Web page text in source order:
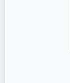
para la
de su